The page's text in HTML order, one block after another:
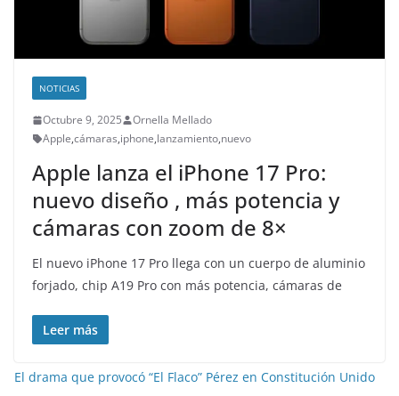
NOTICIAS
Octubre 9, 2025
Ornella Mellado
Apple,cámaras,iphone,lanzamiento,nuevo
Apple lanza el iPhone 17 Pro:
nuevo diseño , más potencia y
cámaras con zoom de 8×
El nuevo iPhone 17 Pro llega con un cuerpo de aluminio
forjado, chip A19 Pro con más potencia, cámaras de
Leer más
El drama que provocó “El Flaco” Pérez en Constitución Unido